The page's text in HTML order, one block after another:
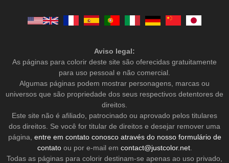
Aviso legal:
As páginas para colorir deste site são oferecidas gratuitamente
para uso pessoal e não comercial.
Algumas páginas podem mostrar personagens, marcas ou
universos que são propriedade dos seus respectivos detentores de
direitos.
Este site não é afiliado, patrocinado ou aprovado pelos titulares
dos direitos. Se você for titular de direitos e desejar remover uma
página, entre em contato conosco através do nosso formulário de
contatoou por e-mail em contact@justcolor.net.
Todas as páginas para colorir destinam-se apenas ao uso privado,